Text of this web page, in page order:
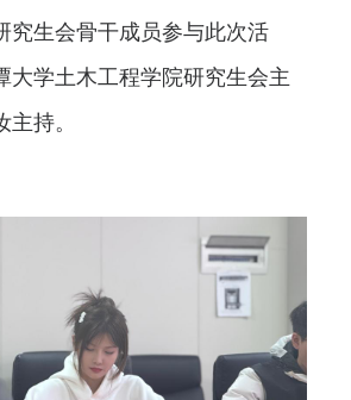
究生会骨干成员参与此次活
大学土木工程学院研究生会主
持。